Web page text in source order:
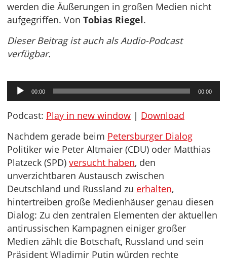
werden die Äußerungen in großen Medien nicht
aufgegriffen. Von Tobias Riegel.
Dieser Beitrag ist auch als Audio-Podcast
verfügbar.
Audio-
Player
00:00 00:00
Podcast: Play in new window | Download
Nachdem gerade beim Petersburger Dialog
Politiker wie Peter Altmaier (CDU) oder Matthias
Platzeck (SPD) versucht haben, den
unverzichtbaren Austausch zwischen
Deutschland und Russland zu erhalten,
hintertreiben große Medienhäuser genau diesen
Dialog: Zu den zentralen Elementen der aktuellen
antirussischen Kampagnen einiger großer
Medien zählt die Botschaft, Russland und sein
Präsident Wladimir Putin würden rechte